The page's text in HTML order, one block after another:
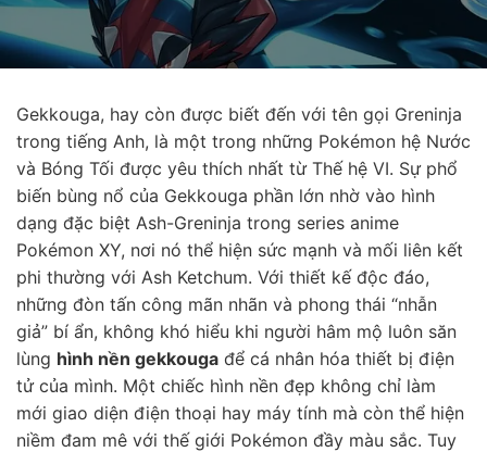
Gekkouga, hay còn được biết đến với tên gọi Greninja
trong tiếng Anh, là một trong những Pokémon hệ Nước
và Bóng Tối được yêu thích nhất từ Thế hệ VI. Sự phổ
biến bùng nổ của Gekkouga phần lớn nhờ vào hình
dạng đặc biệt Ash-Greninja trong series anime
Pokémon XY, nơi nó thể hiện sức mạnh và mối liên kết
phi thường với Ash Ketchum. Với thiết kế độc đáo,
những đòn tấn công mãn nhãn và phong thái “nhẫn
giả” bí ẩn, không khó hiểu khi người hâm mộ luôn săn
lùng hình nền gekkouga để cá nhân hóa thiết bị điện
tử của mình. Một chiếc hình nền đẹp không chỉ làm
mới giao diện điện thoại hay máy tính mà còn thể hiện
niềm đam mê với thế giới Pokémon đầy màu sắc. Tuy